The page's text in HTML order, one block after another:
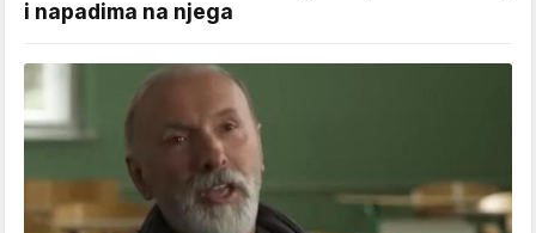
i napadima na njega